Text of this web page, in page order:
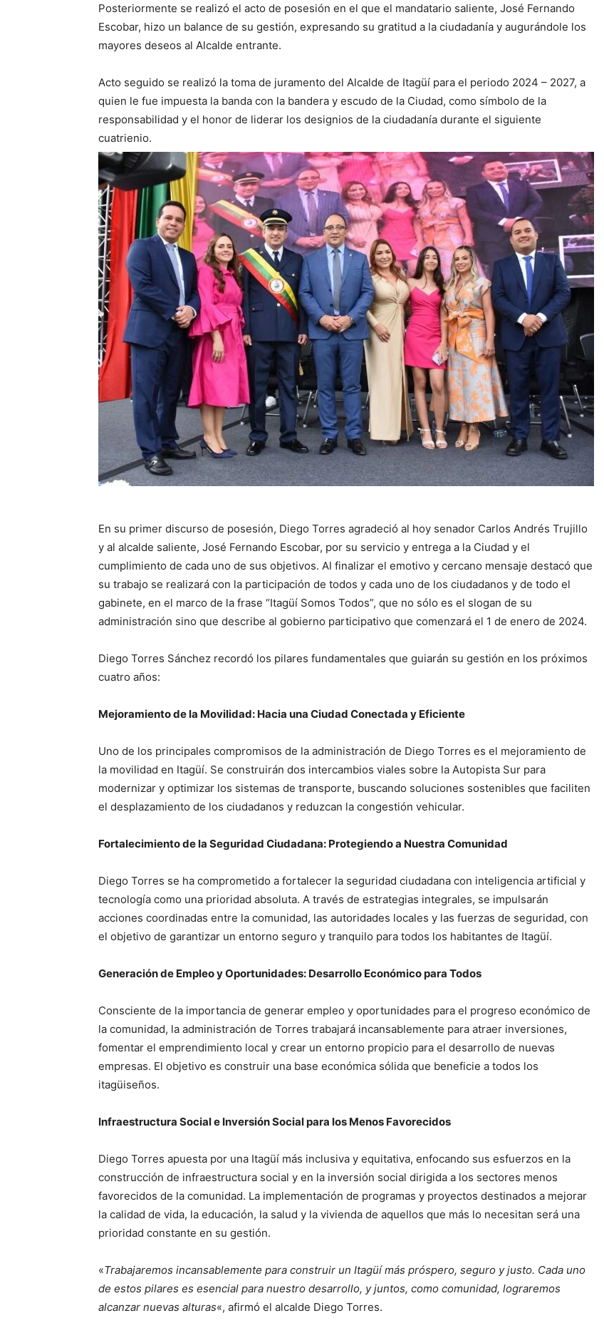
Posteriormente se realizó el acto de posesión en el que el mandatario saliente, José Fernando
Escobar, hizo un balance de su gestión, expresando su gratitud a la ciudadanía y augurándole los
mayores deseos al Alcalde entrante.
Acto seguido se realizó la toma de juramento del Alcalde de Itagüí para el periodo 2024 – 2027, a
quien le fue impuesta la banda con la bandera y escudo de la Ciudad, como símbolo de la
responsabilidad y el honor de liderar los designios de la ciudadanía durante el siguiente
cuatrienio.
En su primer discurso de posesión, Diego Torres agradeció al hoy senador Carlos Andrés Trujillo
y al alcalde saliente, José Fernando Escobar, por su servicio y entrega a la Ciudad y el
cumplimiento de cada uno de sus objetivos. Al finalizar el emotivo y cercano mensaje destacó que
su trabajo se realizará con la participación de todos y cada uno de los ciudadanos y de todo el
gabinete, en el marco de la frase “Itagüí Somos Todos”, que no sólo es el slogan de su
administración sino que describe al gobierno participativo que comenzará el 1 de enero de 2024.
Diego Torres Sánchez recordó los pilares fundamentales que guiarán su gestión en los próximos
cuatro años:
Mejoramiento de la Movilidad: Hacia una Ciudad Conectada y Eficiente
Uno de los principales compromisos de la administración de Diego Torres es el mejoramiento de
la movilidad en Itagüí. Se construirán dos intercambios viales sobre la Autopista Sur para
modernizar y optimizar los sistemas de transporte, buscando soluciones sostenibles que faciliten
el desplazamiento de los ciudadanos y reduzcan la congestión vehicular.
Fortalecimiento de la Seguridad Ciudadana: Protegiendo a Nuestra Comunidad
Diego Torres se ha comprometido a fortalecer la seguridad ciudadana con inteligencia artificial y
tecnología como una prioridad absoluta. A través de estrategias integrales, se impulsarán
acciones coordinadas entre la comunidad, las autoridades locales y las fuerzas de seguridad, con
el objetivo de garantizar un entorno seguro y tranquilo para todos los habitantes de Itagüí.
Generación de Empleo y Oportunidades: Desarrollo Económico para Todos
Consciente de la importancia de generar empleo y oportunidades para el progreso económico de
la comunidad, la administración de Torres trabajará incansablemente para atraer inversiones,
fomentar el emprendimiento local y crear un entorno propicio para el desarrollo de nuevas
empresas. El objetivo es construir una base económica sólida que beneficie a todos los
itagüiseños.
Infraestructura Social e Inversión Social para los Menos Favorecidos
Diego Torres apuesta por una Itagüí más inclusiva y equitativa, enfocando sus esfuerzos en la
construcción de infraestructura social y en la inversión social dirigida a los sectores menos
favorecidos de la comunidad. La implementación de programas y proyectos destinados a mejorar
la calidad de vida, la educación, la salud y la vivienda de aquellos que más lo necesitan será una
prioridad constante en su gestión.
«Trabajaremos incansablemente para construir un Itagüí más próspero, seguro y justo. Cada uno
de estos pilares es esencial para nuestro desarrollo, y juntos, como comunidad, lograremos
alcanzar nuevas alturas«, afirmó el alcalde Diego Torres.